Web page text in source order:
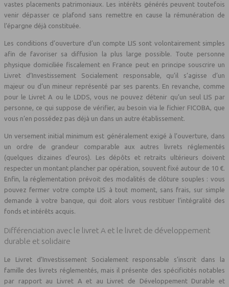
vastes placements patrimoniaux. Les intérêts générés peuvent toutefois
venir dépasser ce plafond sans remettre en cause la rémunération de
l’épargne déjà constituée.
Les conditions d’ouverture d’un compte LIS sont volontairement simples
afin de favoriser sa diffusion la plus large possible. Toute personne
physique domiciliée fiscalement en France peut en principe souscrire un
Livret d’Investissement Socialement responsable, qu’il s’agisse d’un
majeur ou d’un mineur représenté par ses parents. En revanche, comme
pour le Livret A ou le LDDS, vous ne pouvez détenir qu’un seul LIS par
personne, ce qui suppose de vérifier, au besoin via le fichier FICOBA, que
vous n’en possédez pas déjà un dans un autre établissement.
Un versement initial minimum est généralement exigé à l’ouverture, dans
un ordre de grandeur comparable aux autres livrets réglementés
(quelques dizaines d’euros). Les dépôts et retraits ultérieurs doivent
respecter un montant plancher par opération, souvent fixé autour de 10 €.
Enfin, la réglementation prévoit des modalités de clôture souples : vous
pouvez fermer votre compte LIS à tout moment, sans frais, sur simple
demande à votre banque, qui doit alors vous restituer l’intégralité des
fonds et intérêts acquis.
Différenciation avec le livret A et le livret de développement
durable et solidaire
Le Livret d’Investissement Socialement responsable s’inscrit dans la
famille des livrets réglementés, mais il présente des spécificités notables
par rapport au Livret A et au Livret de Développement Durable et